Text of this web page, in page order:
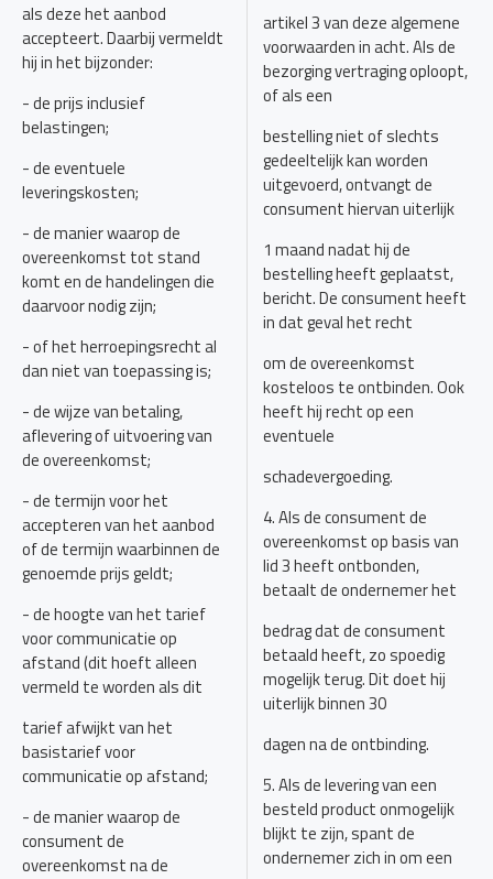
als deze het aanbod
accepteert. Daarbij vermeldt
hij in het bijzonder:
- de prijs inclusief
belastingen;
- de eventuele
leveringskosten;
- de manier waarop de
overeenkomst tot stand
komt en de handelingen die
daarvoor nodig zijn;
- of het herroepingsrecht al
dan niet van toepassing is;
- de wijze van betaling,
aflevering of uitvoering van
de overeenkomst;
- de termijn voor het
accepteren van het aanbod
of de termijn waarbinnen de
genoemde prijs geldt;
- de hoogte van het tarief
voor communicatie op
afstand (dit hoeft alleen
vermeld te worden als dit
tarief afwijkt van het
basistarief voor
communicatie op afstand;
- de manier waarop de
consument de
overeenkomst na de
artikel 3 van deze algemene
voorwaarden in acht. Als de
bezorging vertraging oploopt,
of als een
bestelling niet of slechts
gedeeltelijk kan worden
uitgevoerd, ontvangt de
consument hiervan uiterlijk
1 maand nadat hij de
bestelling heeft geplaatst,
bericht. De consument heeft
in dat geval het recht
om de overeenkomst
kosteloos te ontbinden. Ook
heeft hij recht op een
eventuele
schadevergoeding.
4. Als de consument de
overeenkomst op basis van
lid 3 heeft ontbonden,
betaalt de ondernemer het
bedrag dat de consument
betaald heeft, zo spoedig
mogelijk terug. Dit doet hij
uiterlijk binnen 30
dagen na de ontbinding.
5. Als de levering van een
besteld product onmogelijk
blijkt te zijn, spant de
ondernemer zich in om een